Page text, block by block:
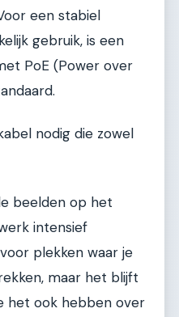
een stabiel
gebruik, is een
PoE (Power over
nodig die zowel
beelden op het
intensief
plekken waar je
maar het blijft
het ook hebben over